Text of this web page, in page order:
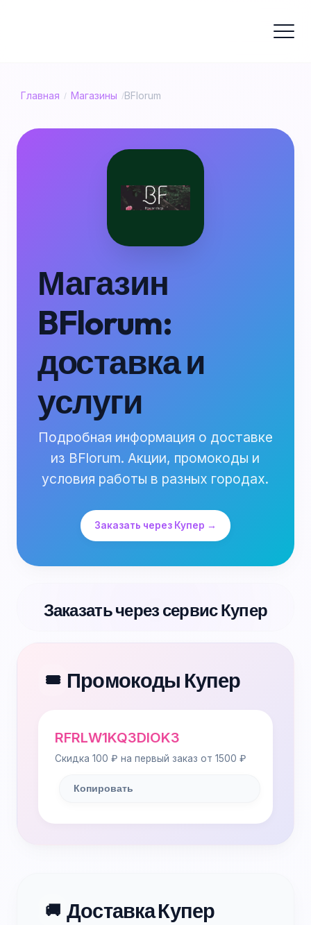
Главная / Магазины /BFlorum
Магазин
BFlorum:
доставка и
услуги
Подробная информация о доставке
из BFlorum. Акции, промокоды и
условия работы в разных городах.
Заказать через Купер →
Заказать через сервис Купер
🎟️ Промокоды Купер
RFRLW1KQ3DIOK3
Скидка 100 ₽ на первый заказ от 1500 ₽
Копировать
🚚 Доставка Купер